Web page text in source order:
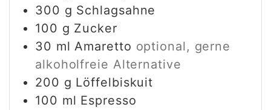
300 g Schlagsahne
100 g Zucker
30 ml Amaretto optional, gerne
alkoholfreie Alternative
200 g Löffelbiskuit
100 ml Espresso